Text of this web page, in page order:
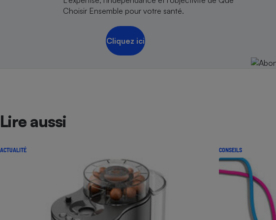
Choisir Ensemble pour votre santé.
Cliquez ici
Lire aussi
ACTUALITÉ CONSEILS